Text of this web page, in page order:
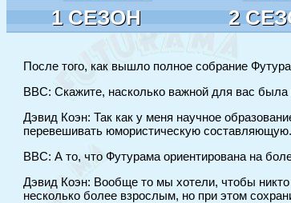
1 СЕЗОН 2
После того, как вышло полное собрание
BBC: Скажите, насколько важной для вас
Дэвид Коэн: Так как у меня научное
перевешивать юмористическую составляющую.
BBC: А то, что Футурама ориентирована на
Дэвид Коэн: Вообще то мы хотели, чтобы
несколько более взрослым, но при этом